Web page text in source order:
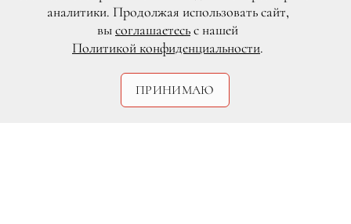
аналитики. Продолжая использовать сайт,
высоглашаетесьс нашей
Политикой конфиденциальности.
ПРИНИМАЮ